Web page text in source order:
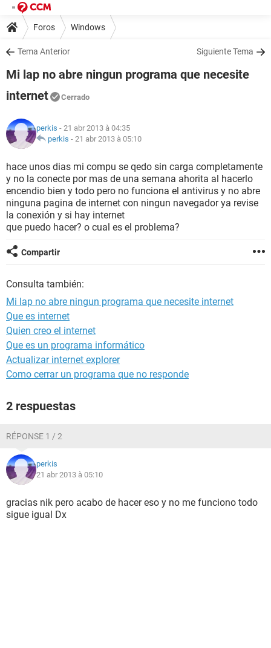
Foros Windows
Tema Anterior Siguiente Tema
Mi lap no abre ningun programa que necesite
internet
Cerrado
perkis - 21 abr 2013 à 04:35
perkis - 21 abr 2013 à 05:10
hace unos dias mi compu se qedo sin carga completamente
y no la conecte por mas de una semana ahorita al hacerlo
encendio bien y todo pero no funciona el antivirus y no abre
ninguna pagina de internet con ningun navegador ya revise
la conexión y si hay internet
que puedo hacer? o cual es el problema?
Compartir
Consulta también:
Mi lap no abre ningun programa que necesite internet
Que es internet
Quien creo el internet
Que es un programa informático
Actualizar internet explorer
Como cerrar un programa que no responde
2 respuestas
RÉPONSE 1 / 2
perkis
21 abr 2013 à 05:10
gracias nik pero acabo de hacer eso y no me funciono todo
sigue igual Dx